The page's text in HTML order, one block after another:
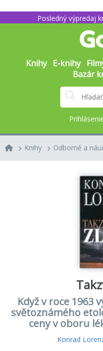
Posledný výpredaj
Knihy E-knihy
Bazár
Prihlásenie
Knihy Odborné a
Když v roce 1963
světoznámého
ceny v oboru
Konrad